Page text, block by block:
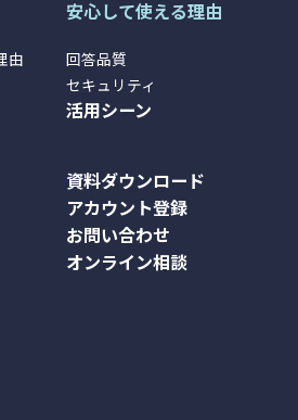
由
安心して使える理由
回答品質
セキュリティ
活用シーン
資料ダウンロード
アカウント登録
お問い合わせ
オンライン相談